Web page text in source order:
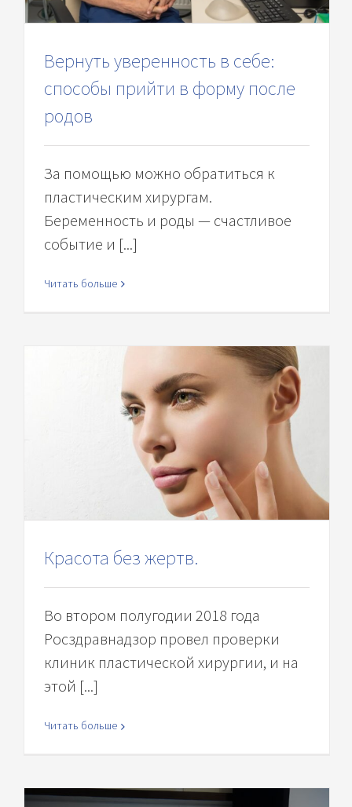
Вернуть уверенность в себе:
способы прийти в форму после
родов
За помощью можно обратиться к
пластическим хирургам.
Беременность и роды — счастливое
событие и [...]
Читать больше
Красота без жертв.
Во втором полугодии 2018 года
Росздравнадзор провел проверки
клиник пластической хирургии, и на
этой [...]
Читать больше